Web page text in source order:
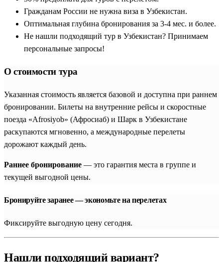
Гражданам России не нужна виза в Узбекистан.
Оптимальная глубина бронирования за 3-4 мес. и более.
Не нашли подходящий тур в Узбекистан? Принимаем
персональные запросы!
О стоимости тура
Указанная стоимость является базовой и доступна при раннем
бронировании. Билеты на внутренние рейсы и скоростные
поезда «Afrosiyob» (Афросиаб) и Шарк в Узбекистане
раскупаются мгновенно, а международные перелеты
дорожают каждый день.
Раннее бронирование — это гарантия места в группе и
текущей выгодной цены.
Бронируйте заранее — экономьте на перелетах
Фиксируйте выгодную цену сегодня.
Нашли подходящий вариант?